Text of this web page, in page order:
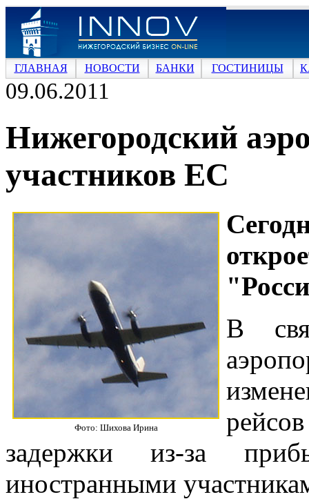
ГЛАВНАЯ НОВОСТИ БАНКИ ГОСТИНИЦЫ
09.06.2011
Нижегородский
участников ЕС
Фото: Шихова Ирина
В
задержки из-за
иностранными